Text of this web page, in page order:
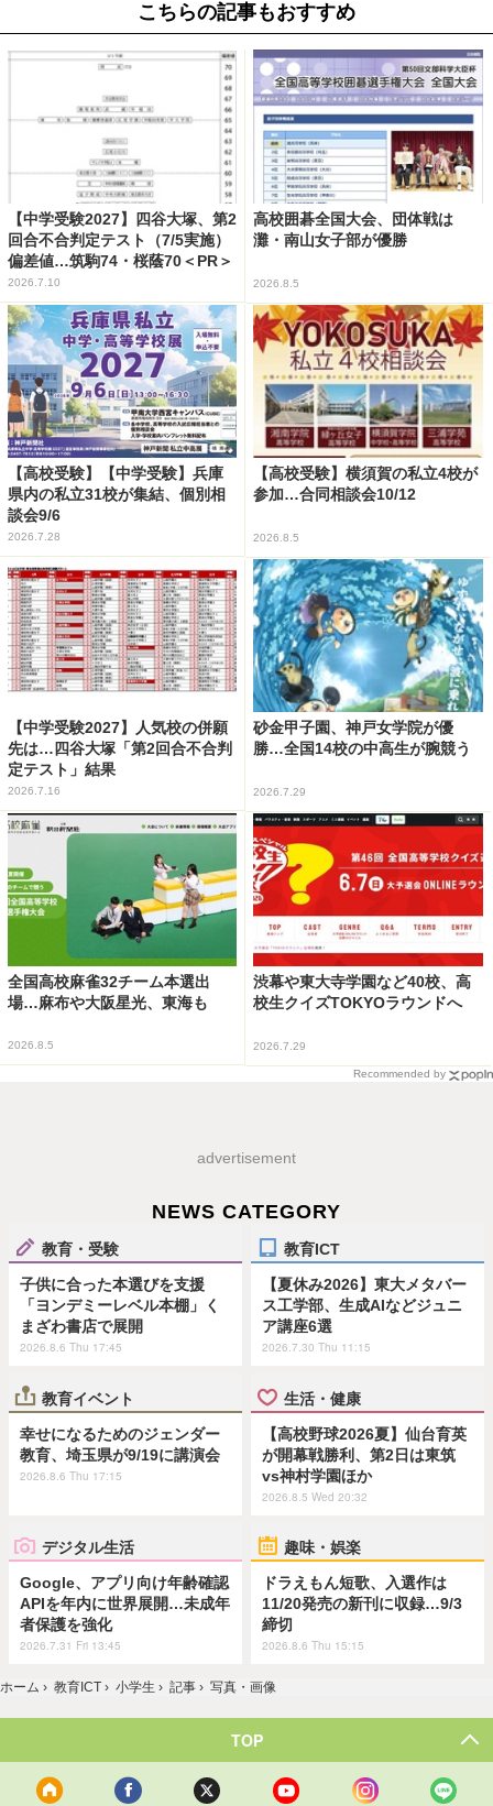
こちらの記事もおすすめ
【中学受験2027】四谷大塚、第2
回合不合判定テスト（7/5実施）
偏差値…筑駒74・桜蔭70＜PR＞
2026.7.10
高校囲碁全国大会、団体戦は
灘・南山女子部が優勝
2026.8.5
【高校受験】【中学受験】兵庫
県内の私立31校が集結、個別相
談会9/6
2026.7.28
【高校受験】横須賀の私立4校が
参加…合同相談会10/12
2026.8.5
【中学受験2027】人気校の併願
先は…四谷大塚「第2回合不合判
定テスト」結果
2026.7.16
砂金甲子園、神戸女学院が優
勝…全国14校の中高生が腕競う
2026.7.29
全国高校麻雀32チーム本選出
場…麻布や大阪星光、東海も
2026.8.5
渋幕や東大寺学園など40校、高
校生クイズTOKYOラウンドへ
2026.7.29
Recommended by
advertisement
NEWS CATEGORY
教育・受験
子供に合った本選びを支援
「ヨンデミーレベル本棚」く
まざわ書店で展開
2026.8.6 Thu 17:45
教育ICT
【夏休み2026】東大メタバー
ス工学部、生成AIなどジュニ
ア講座6選
2026.7.30 Thu 11:15
教育イベント
幸せになるためのジェンダー
教育、埼玉県が9/19に講演会
2026.8.6 Thu 17:15
生活・健康
【高校野球2026夏】仙台育英
が開幕戦勝利、第2日は東筑
vs神村学園ほか
2026.8.5 Wed 20:32
デジタル生活
Google、アプリ向け年齢確認
APIを年内に世界展開…未成年
者保護を強化
2026.7.31 Fri 13:45
趣味・娯楽
ドラえもん短歌、入選作は
11/20発売の新刊に収録…9/3
締切
2026.8.6 Thu 15:15
ホーム › 教育ICT › 小学生 › 記事 › 写真・画像
TOP